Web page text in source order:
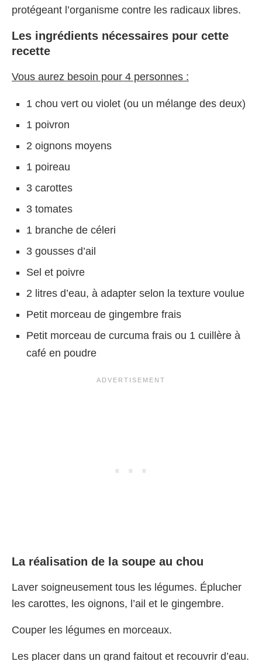
protégeant l’organisme contre les radicaux libres.
Les ingrédients nécessaires pour cette
recette
Vous aurez besoin pour 4 personnes :
1 chou vert ou violet (ou un mélange des deux)
1 poivron
2 oignons moyens
1 poireau
3 carottes
3 tomates
1 branche de céleri
3 gousses d’ail
Sel et poivre
2 litres d’eau, à adapter selon la texture voulue
Petit morceau de gingembre frais
Petit morceau de curcuma frais ou 1 cuillère à
café en poudre
La réalisation de la soupe au chou
Laver soigneusement tous les légumes. Éplucher
les carottes, les oignons, l’ail et le gingembre.
Couper les légumes en morceaux.
Les placer dans un grand faitout et recouvrir d’eau.